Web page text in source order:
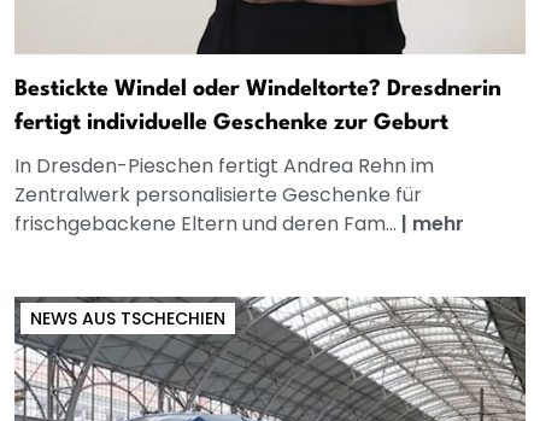
Bestickte Windel oder Windeltorte? Dresdnerin
fertigt individuelle Geschenke zur Geburt
In Dresden-Pieschen fertigt Andrea Rehn im
Zentralwerk personalisierte Geschenke für
frischgebackene Eltern und deren Fam... | mehr
NEWS AUS TSCHECHIEN